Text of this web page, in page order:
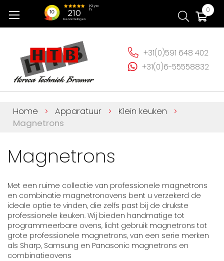
naar
0
+31(0)591 648 402
+31(0)6-55558832
Home Apparatuur
Klein keuken
Magnetrons
Magnetrons
Met een ruime collectie van professionele magnetrons
en combinatie magnetronovens bent u verzekerd de
ideale optie te vinden, die zelfs past bij de drukste
professionele keuken. Wij bieden handmatige tot
programmeerbare ovens, licht gebruik magnetrons tot
grote professionele magnetrons, van een serie merken
als Sharp, Samsung en Panasonic magnetrons en
combinatieovens